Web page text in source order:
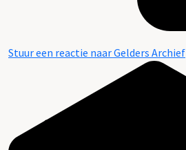
Stuur een reactie naar Gelders Archief